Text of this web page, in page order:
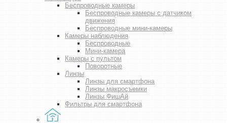
Беспроводные камеры
Беспроводные камеры с датчиком
движения
Беспроводные мини-камеры
Камеры наблюдения
Беспроводные
Мини-камера
Камеры с пультом
Поворотные
Линзы
Линзы для смартфона
Линзы макросъемки
Линзы ФишАй
Фильтры для смартфона